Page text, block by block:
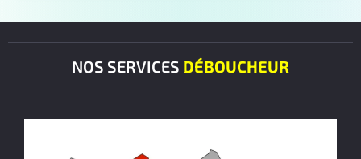
NOS SERVICES DÉBOUCHEUR